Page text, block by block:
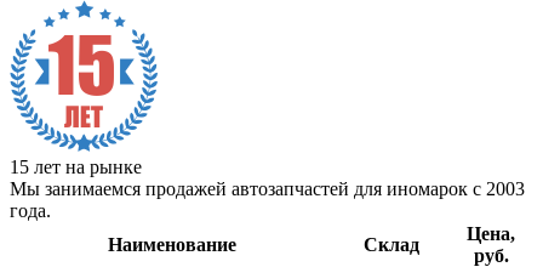
15 лет на рынке
Мы занимаемся продажей автозапчастей для иномарок с 2003
года.
Наименование
Склад
Цена,
руб.